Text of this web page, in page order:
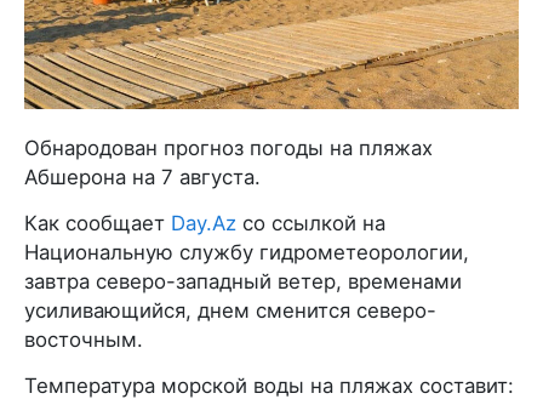
Обнародован прогноз погоды на пляжах
Абшерона на 7 августа.
Как сообщает Day.Az со ссылкой на
Национальную службу гидрометеорологии,
завтра северо-западный ветер, временами
усиливающийся, днем сменится северо-
восточным.
Температура морской воды на пляжах составит: